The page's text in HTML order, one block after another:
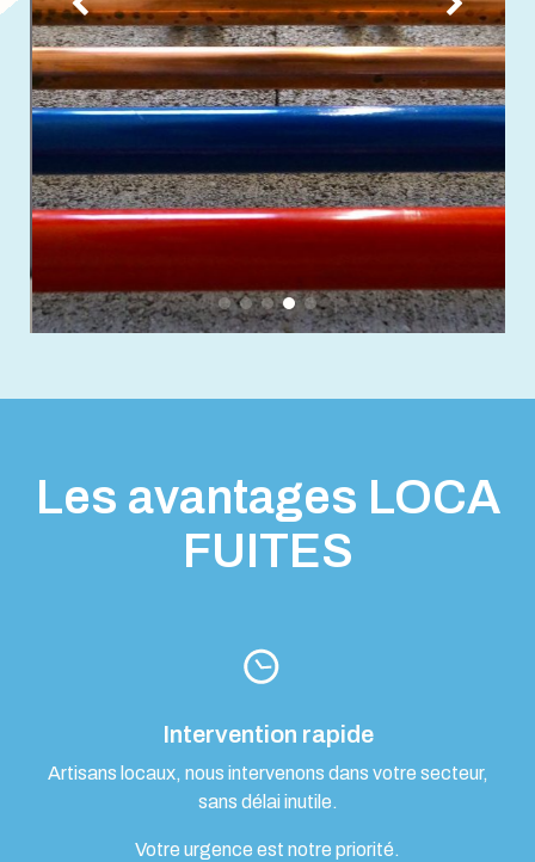
Les avantages LOCA
FUITES
Intervention rapide
Artisans locaux, nous intervenons dans votre secteur,
sans délai inutile.
Votre urgence est notre priorité.